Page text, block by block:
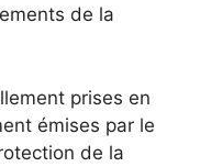
de la
prises en
émises par le
de la